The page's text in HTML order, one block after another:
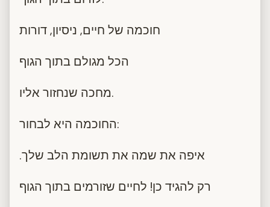
חוכמה של חיים, ניסיון, דורות
הכל מגולם בתוך הגוף
מחכה שנחזור אליו.
החוכמה היא לבחור:
.איפה את שמה את תשומת הלב שלך
רק להגיד כן! לחיים שזורמים בתוך הגוף